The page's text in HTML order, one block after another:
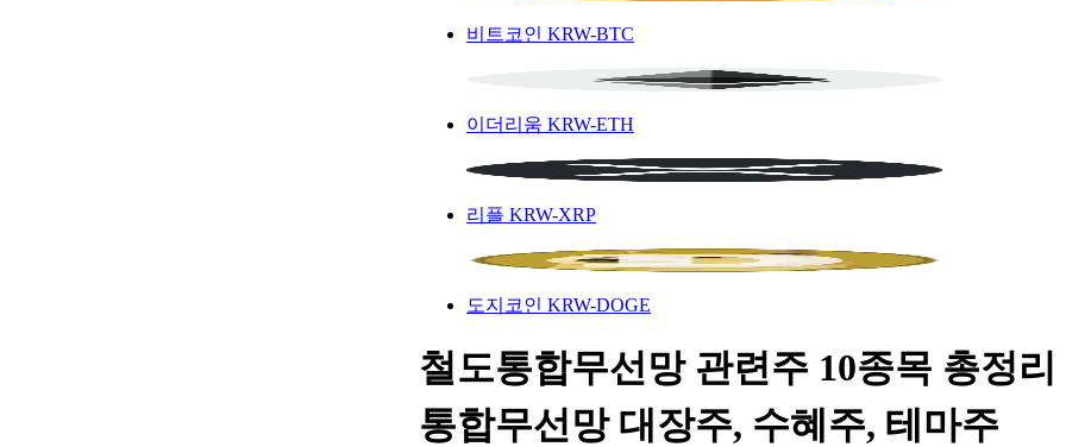
비트코인 KRW-BTC
이더리움 KRW-ETH
리플 KRW-XRP
도지코인 KRW-DOGE
철도통합무선망 관련주 10종목 총정리
통합무선망 대장주, 수혜주, 테마주